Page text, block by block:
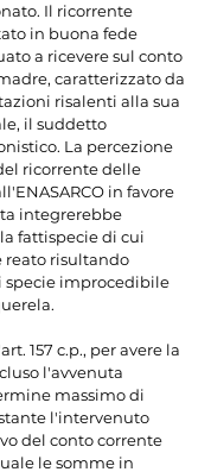
Il ricorrente
in buona fede
a ricevere sul conto
caratterizzato da
risalenti alla sua
il suddetto
La percezione
ricorrente delle
in favore
integrerebbe
fattispecie di cui
reato risultando
specie improcedibile
157 c.p., per avere la
l'avvenuta
massimo di
l'intervenuto
del conto corrente
le somme in